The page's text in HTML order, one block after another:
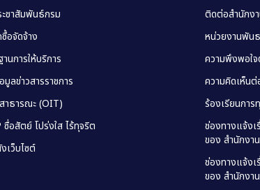
ะชาสัมพันธ์กรม
อจัดจ้าง
นการให้บริการ
ลข่าวสารราชการ
าธารณะ (OIT)
อสัตย์ โปร่งใส ไร้ทุจริต
เว็บไซต์
ติดต่อสำนักงา
หน่วยงานพัน
ความพึงพอใจ
ความคิดเห็นต่
ร้องเรียนการ
ช่องทางแจ้ง
ของ สำนักงา
ช่องทางแจ้ง
ของ สำนักงา